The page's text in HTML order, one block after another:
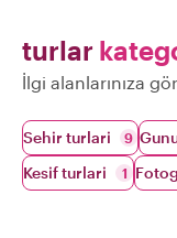
turlar
İlgi alanlarınıza
Sehir turlari 9
Kesif turlari 1